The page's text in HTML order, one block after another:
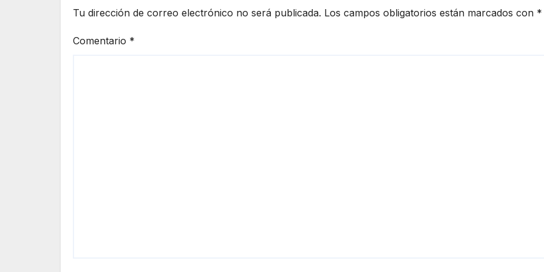
Tu dirección de correo electrónico no será publicada. Los campos obligatorios están marcados con *
Comentario *